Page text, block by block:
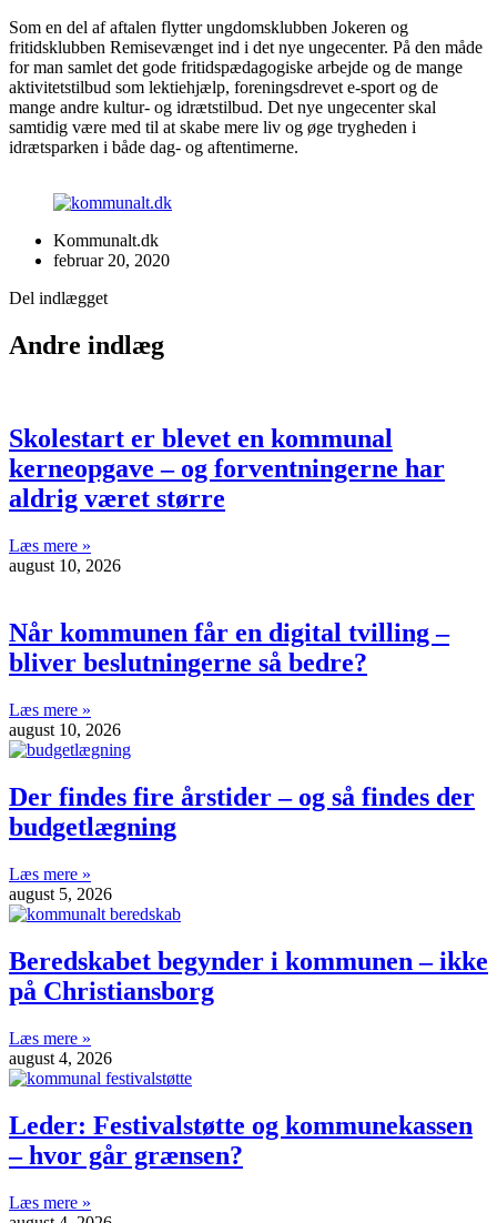
Som en del af aftalen flytter ungdomsklubben Jokeren og
fritidsklubben Remisevænget ind i det nye ungecenter. På den måde
for man samlet det gode fritidspædagogiske arbejde og de mange
aktivitetstilbud som lektiehjælp, foreningsdrevet e-sport og de
mange andre kultur- og idrætstilbud. Det nye ungecenter skal
samtidig være med til at skabe mere liv og øge trygheden i
idrætsparken i både dag- og aftentimerne.
Kommunalt.dk
februar 20, 2020
Del indlægget
Andre indlæg
Skolestart er blevet en kommunal
kerneopgave – og forventningerne har
aldrig været større
Læs mere »
august 10, 2026
Når kommunen får en digital tvilling –
bliver beslutningerne så bedre?
Læs mere »
august 10, 2026
Der findes fire årstider – og så findes der
budgetlægning
Læs mere »
august 5, 2026
Beredskabet begynder i kommunen – ikke
på Christiansborg
Læs mere »
august 4, 2026
Leder: Festivalstøtte og kommunekassen
– hvor går grænsen?
Læs mere »